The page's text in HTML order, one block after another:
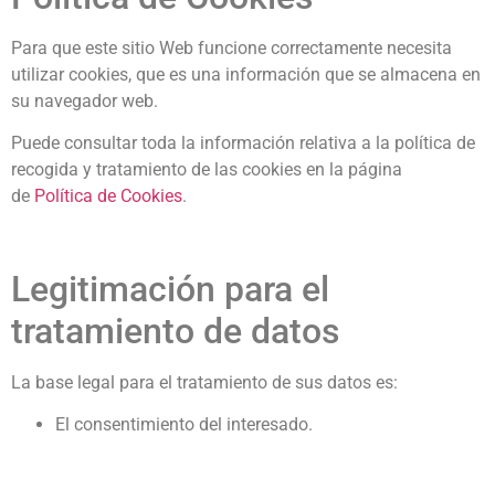
Para que este sitio Web funcione correctamente necesita
utilizar cookies, que es una información que se almacena en
su navegador web.
Puede consultar toda la información relativa a la política de
recogida y tratamiento de las cookies en la página
de Política de Cookies.
Legitimación para el
tratamiento de datos
La base legal para el tratamiento de sus datos es:
El consentimiento del interesado.